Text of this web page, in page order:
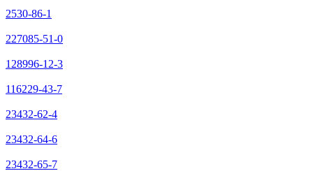
2530-86-1
227085-51-0
128996-12-3
116229-43-7
23432-62-4
23432-64-6
23432-65-7